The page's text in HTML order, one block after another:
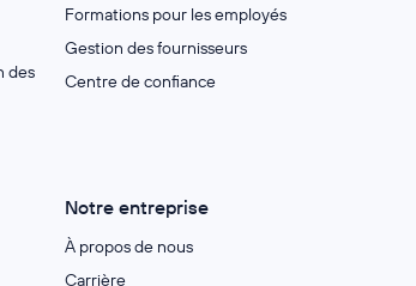
des
Formations pour les employés
Gestion des fournisseurs
Centre de confiance
Notre entreprise
À propos de nous
Carrière